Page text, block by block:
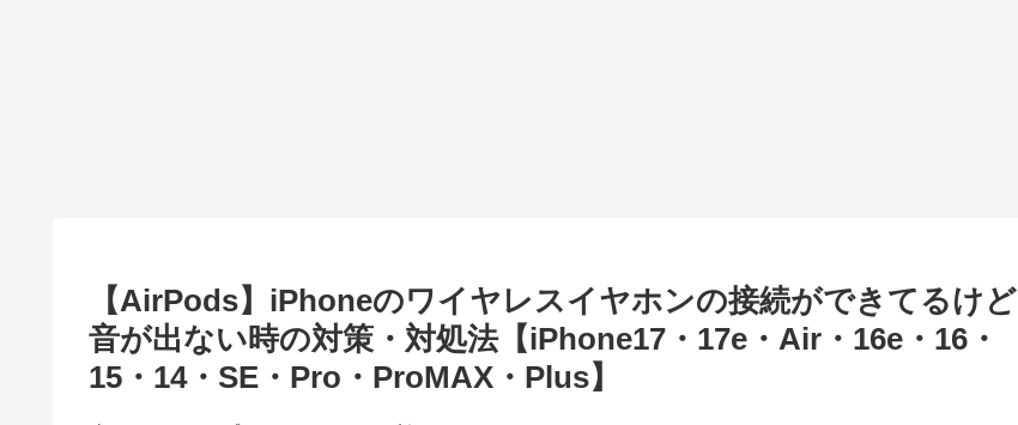
【AirPods】iPhoneのワイヤレスイヤホンの接続ができてるけど
音が出ない時の対策・対処法【iPhone17・17e・Air・16e・16・
15・14・SE・Pro・ProMAX・Plus】